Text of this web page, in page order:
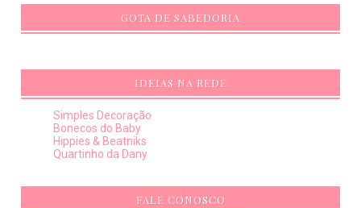
GOTA DE SABEDORIA
IDEIAS NA REDE
Simples Decoração
Bonecos do Baby
Hippies & Beatniks
Quartinho da Dany
FALE CONOSCO